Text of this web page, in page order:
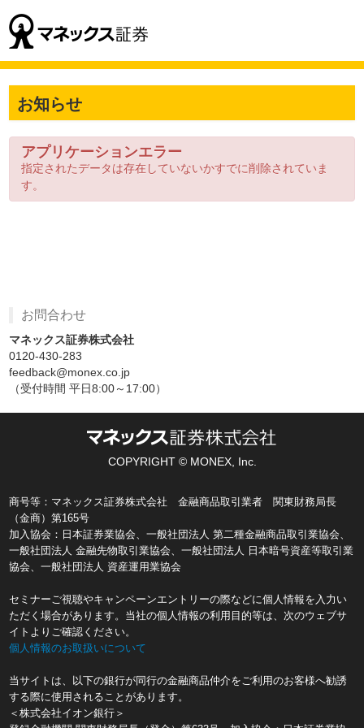
お知らせ
アプリケーションエラー
指定されたデータは存在していないかすでに削除されていま
す。
お問合わせ
マネックス証券株式会社
0120-430-283
feedback@monex.co.jp
（受付時間 平日8:00～17:00）
COPYRIGHT © MONEX, Inc.
商号等：マネックス証券株式会社 金融商品取引業者 関東財務局長
（金商）第165号
加入協会：日本証券業協会、一般社団法人 第二種金融商品取引業協会、
一般社団法人 金融先物取引業協会、一般社団法人 日本暗号資産等取引業
協会、一般社団法人 資産運用業協会
セミナーご視聴やキャンペーンエントリーの際などに個人情報を入力い
ただく場合があります。当社の個人情報の利用目的等は、次のウェブサ
イトよりご確認ください。
個人情報のお取扱いについて
当サイトは、以下の銀行が同行の金融商品仲介をご利用のお客様へ勧誘
する際に使用されることがあります。
＜株式会社イオン銀行＞